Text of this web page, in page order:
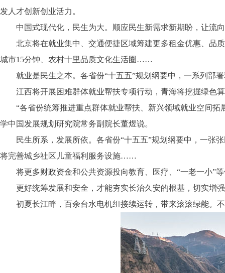
发人才创新创业活力。
中国式现代化，民生为大。顺应民生新需求新期盼，让流向
北京将在就业集中、交通便捷区域筹建更多租金优惠、品质
城市15分钟、农村十里品质文化生活圈……
就业是民生之本。各省份“十五五”规划纲要中，一系列部署
江西将开展困难群体就业帮扶专项行动，青海将挖掘绿色
“各省份统筹推进重点群体就业帮扶、新兴领域就业空间拓
学中国发展规划研究院常务副院长董煜说。
民生所系，发展所依。各省份“十五五”规划纲要中，一张张
将完善城乡社区儿童福利服务设施……
将更多财政资金和公共资源投向教育、医疗、“一老一小”等
更好统筹发展和安全，才能夯实长治久安的根基，切实增
初夏长江畔，百余台水电机组接续运转，带来滚滚绿能。不